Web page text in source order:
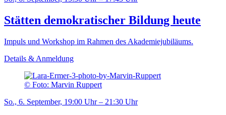
Stätten demokratischer Bildung heute
Impuls und Workshop im Rahmen des Akademiejubiläums.
Details & Anmeldung
© Foto: Marvin Ruppert
So., 6. September, 19:00 Uhr – 21:30 Uhr